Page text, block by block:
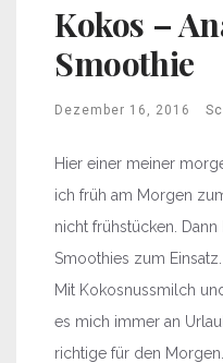
Kokos –
Smoothie
Dezember 16, 2016
Hier einer meiner
ich früh am Morgen
nicht frühstücken.
Smoothies zum
Mit Kokosnussmilch
es mich immer an
richtige für den